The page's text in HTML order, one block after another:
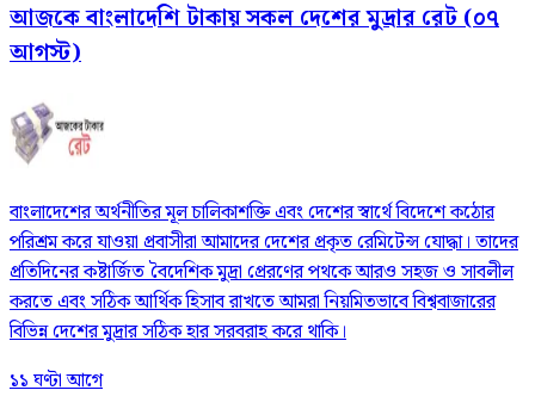
আজকে বাংলাদেশি টাকায় সকল দেশের মুদ্রার রেট (০৭
আগস্ট)
বাংলাদেশের অর্থনীতির মূল চালিকাশক্তি এবং দেশের স্বার্থে বিদেশে কঠোর
পরিশ্রম করে যাওয়া প্রবাসীরা আমাদের দেশের প্রকৃত রেমিটেন্স যোদ্ধা। তাদের
প্রতিদিনের কষ্টার্জিত বৈদেশিক মুদ্রা প্রেরণের পথকে আরও সহজ ও সাবলীল
করতে এবং সঠিক আর্থিক হিসাব রাখতে আমরা নিয়মিতভাবে বিশ্ববাজারের
বিভিন্ন দেশের মুদ্রার সঠিক হার সরবরাহ করে থাকি।
১১ ঘণ্টা আগে